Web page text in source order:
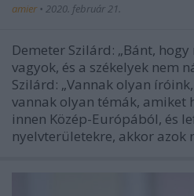
amier • 2020. február 21.
Demeter Szilárd: „Bánt,
vagyok, és a székelyek nem
Szilárd: „Vannak olyan
vannak olyan témák, amiket
innen Közép-Európából, és
nyelvterületekre, akkor